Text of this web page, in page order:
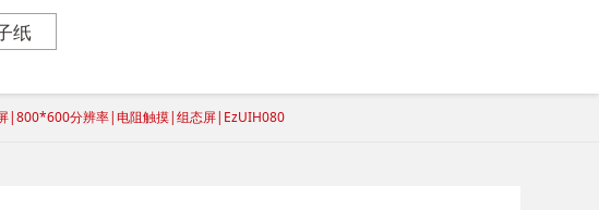
纸
|800*600分辨率|电阻触摸|组态屏|EzUIH080